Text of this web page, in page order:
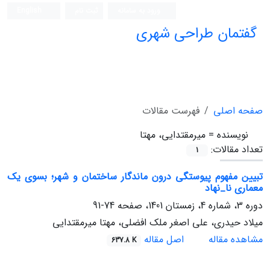
گفتمان طراحی شهری
صفحه اصلی
فهرست مقالات
نویسنده = میرمقتدایی، مهتا
تعداد مقالات:
1
تبیین مفهوم پیوستگی درون ماندگار ساختمان و شهر؛ بسوی یک
معماری نا_نهاد
دوره 3، شماره 4، زمستان 1401، صفحه
74-91
میلاد حیدری، علی اصغر ملک افضلی، مهتا میرمقتدایی
مشاهده مقاله
اصل مقاله 637.8 K